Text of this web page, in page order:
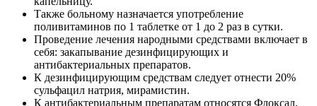
Также больному назначается употребление
поливитаминов по 1 таблетке от 1 до 2 раз в сутки.
Проведение лечения народными средствами включает в
себя: закапывание дезинфицирующих и
антибактериальных препаратов.
К дезинфицирующим средствам следует отнести 20%
сульфацил натрия, мирамистин.
К антибактериальным препаратам относятся Флоксал,